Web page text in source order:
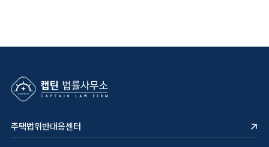
주택법위반대응센터